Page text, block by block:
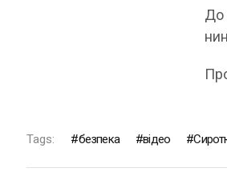
До
Tags: безпека відео